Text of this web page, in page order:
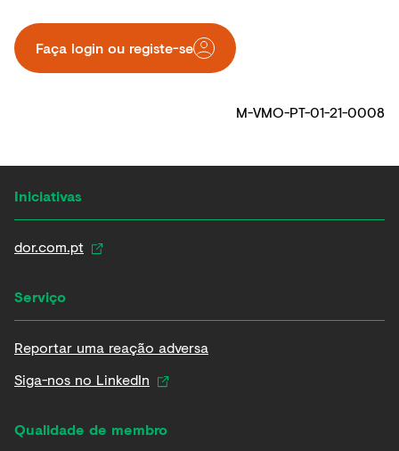
Faça login ou registe-se​
M-VMO-PT-01-21-0008
Iniciativas
dor.com.pt
Serviço
Reportar uma reação adversa
Siga-nos no LinkedIn
Qualidade de membro